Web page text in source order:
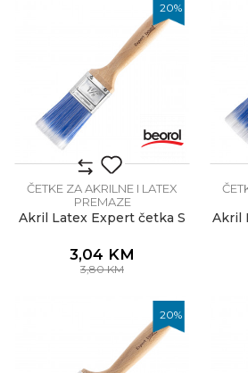
20%
ČETKE ZA AKRILNE I LATEX
PREMAZE
Akril Latex Expert četka S
3,04 KM
3,80KM
Akril
20%